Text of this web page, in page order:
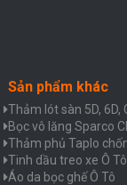
Sản phẩm khác
Thảm lót sàn 5D, 6D,
Bọc vô lăng Sparco
Thảm phủ Taplo
Tinh dầu treo xe Ô Tô
Áo da bọc ghế Ô Tô